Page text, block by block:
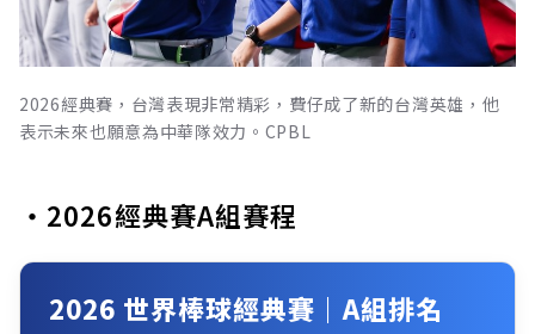
2026經典賽，台灣表現非常精彩，費仔成了新的台灣英雄，他
表示未來也願意為中華隊效力。CPBL
・2026經典賽A組賽程
2026 世界棒球經典賽｜A組排名